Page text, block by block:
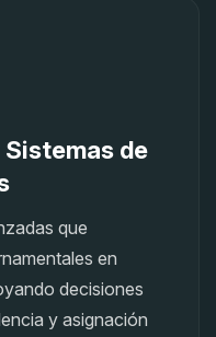
de
que
en
decisiones
y asignación